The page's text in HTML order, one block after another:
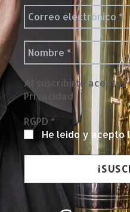
Al suscribirte aceptas
Privacidad
RGPD *
He leído y acepto